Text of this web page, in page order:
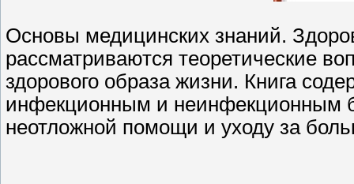
Основы медицинских знаний.
рассматриваются теоретические
здорового образа жизни. Книга
инфекционным и неинфекционным
неотложной помощи и уходу за